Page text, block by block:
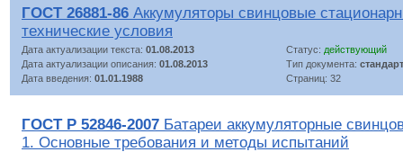
ГОСТ 26881-86 Аккумуляторы свинцовые
технические условия
Дата актуализации текста: 01.08.2013 Статус: действующий
Дата актуализации описания: 01.08.2013 Тип документа: стандарт
Дата введения: 01.01.1988 Страниц: 32
ГОСТ Р 52846-2007 Батареи аккумуляторные
1. Основные требования и методы испытаний